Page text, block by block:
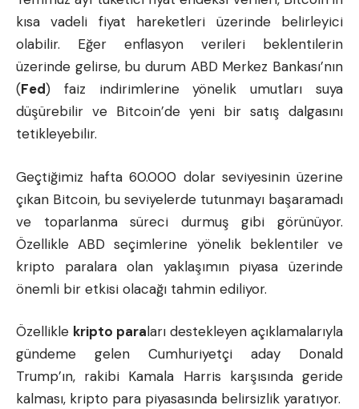
kısa vadeli fiyat hareketleri üzerinde belirleyici
olabilir. Eğer enflasyon verileri beklentilerin
üzerinde gelirse, bu durum ABD Merkez Bankası’nın
(Fed) faiz indirimlerine yönelik umutları suya
düşürebilir ve Bitcoin’de yeni bir satış dalgasını
tetikleyebilir.
Geçtiğimiz hafta 60.000 dolar seviyesinin üzerine
çıkan Bitcoin, bu seviyelerde tutunmayı başaramadı
ve toparlanma süreci durmuş gibi görünüyor.
Özellikle ABD seçimlerine yönelik beklentiler ve
kripto paralara olan yaklaşımın piyasa üzerinde
önemli bir etkisi olacağı tahmin ediliyor.
Özellikle kripto paraları destekleyen açıklamalarıyla
gündeme gelen Cumhuriyetçi aday Donald
Trump’ın, rakibi Kamala Harris karşısında geride
kalması, kripto para piyasasında belirsizlik yaratıyor.